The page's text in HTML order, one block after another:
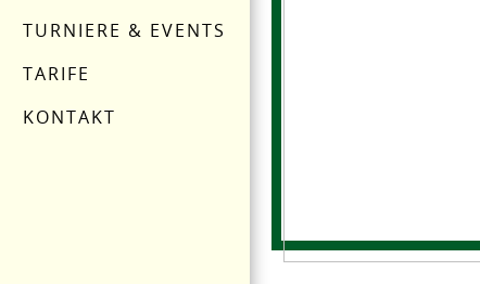
TURNIERE & EVENTS
TARIFE
KONTAKT